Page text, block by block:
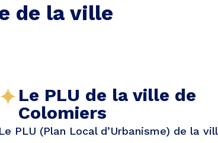
de la ville
Le PLU de la ville de
Colomiers
Le PLU (Plan Local d’Urbanisme) de la